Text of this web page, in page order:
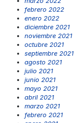
febrero 2022
enero 2022
diciembre 2021
noviembre 2021
octubre 2021
septiembre 2021
agosto 2021
julio 2021
junio 2021
mayo 2021
abril 2021
marzo 2021
febrero 2021